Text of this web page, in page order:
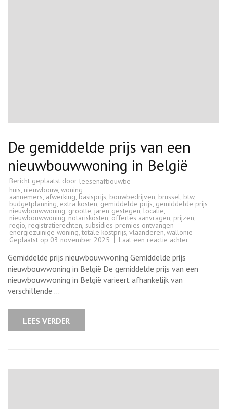
De gemiddelde prijs van een
nieuwbouwwoning in België
Bericht geplaatst door leesenafbouwbe
huis, nieuwbouw, woning
aannemers, afwerking, basisprijs, bouwbedrijven, brussel, btw,
budgetplanning, extra kosten, gemiddelde prijs, gemiddelde prijs
nieuwbouwwoning, grootte, jaren gestegen, locatie,
nieuwbouwwoning, notariskosten, offertes aanvragen, prijzen,
regio, registratierechten, subsidies premies ontvangen
energiezuinige woning,totale kostprijs, vlaanderen,wallonië
Geplaatst op 03 november 2025 Laat een reactie achterop
van
een
Gemiddelde prijs nieuwbouwwoning Gemiddelde prijs
nieuwbouwwoning in België De gemiddelde prijs van een
nieuwbouwwoning in België varieert afhankelijk van
verschillende …
LEES VERDER